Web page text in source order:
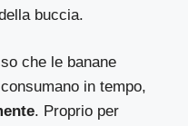
buccia.
che le banane
in tempo,
. Proprio per